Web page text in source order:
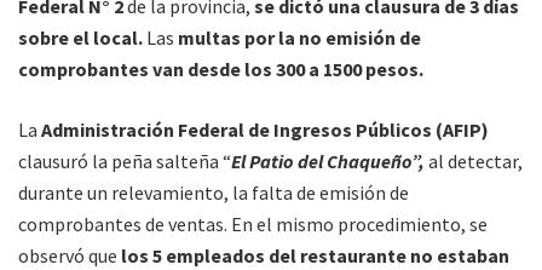
Federal N° 2de la provincia, se dictó una clausura de 3 días
sobre el local. Las multas por la no emisión de
comprobantes van desde los 300 a 1500 pesos.
La Administración Federal de Ingresos Públicos (AFIP)
clausuró la peña salteña “El Patio del Chaqueño”, al detectar,
durante un relevamiento, la falta de emisión de
comprobantes de ventas. En el mismo procedimiento, se
observó que los 5 empleados del restaurante no estaban